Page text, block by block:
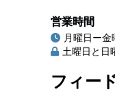
営業時間
月曜日ー
土曜日と日
フィー